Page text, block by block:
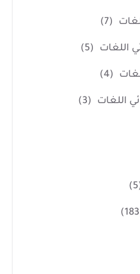
(7)
اللغات (5)
(4)
اللغات (3)